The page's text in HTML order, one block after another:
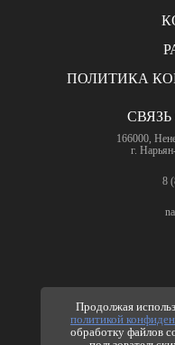
Продолжая
политикой
обработку файлов
ПОЛИТИКА
166000,
г.
8
ПО
8